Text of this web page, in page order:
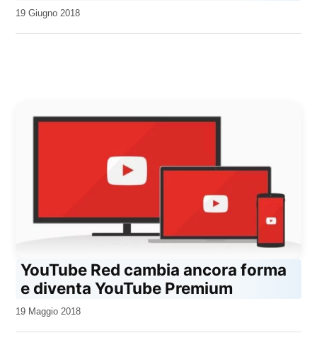
da
19 Giugno 2018
YouTube Red cambia ancora forma
e diventa YouTube Premium
da
19 Maggio 2018